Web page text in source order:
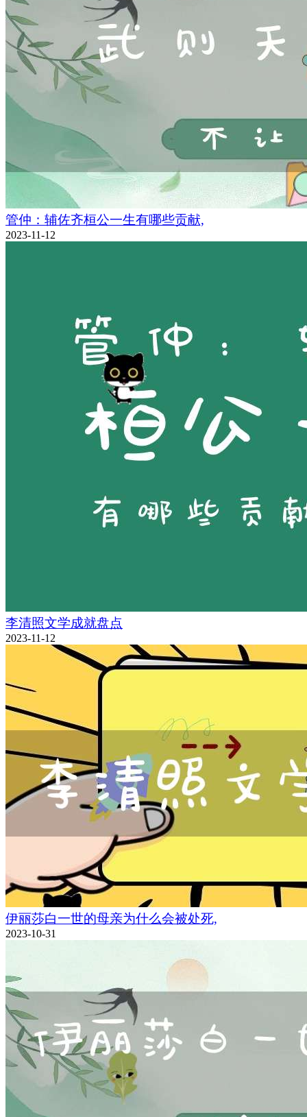
管仲：辅佐齐桓公一生有哪些贡献,
2023-11-12
李清照文学成就盘点
2023-11-12
伊丽莎白一世的母亲为什么会被处死,
2023-10-31